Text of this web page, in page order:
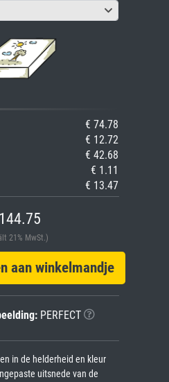
€ 74.78
€ 12.72
€ 42.68
€ 1.11
€ 13.47
21% MwSt.)
aan winkelmandje
PERFECT
in de helderheid en kleur
uitsnede van de